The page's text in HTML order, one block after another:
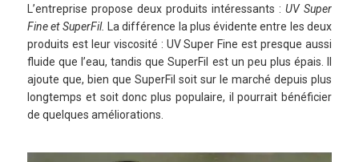
L’entreprise propose deux produits intéressants : UV Super
Fine et SuperFil.
La différence la plus évidente entre les deux
produits est leur viscosité : UV Super Fine est presque aussi
fluide que l’eau, tandis que SuperFil est un peu plus épais. Il
ajoute que, bien que SuperFil soit sur le marché depuis plus
longtemps et soit donc plus populaire, il pourrait bénéficier
de quelques améliorations.